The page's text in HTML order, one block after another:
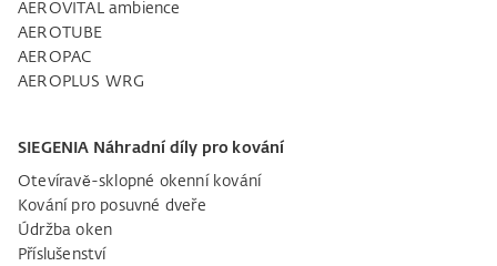
AEROVITAL ambience
AEROTUBE
AEROPAC
AEROPLUS WRG
SIEGENIA Náhradní díly pro kování
Otevíravě-sklopné okenní kování
Kování pro posuvné dveře
Údržba oken
Příslušenství